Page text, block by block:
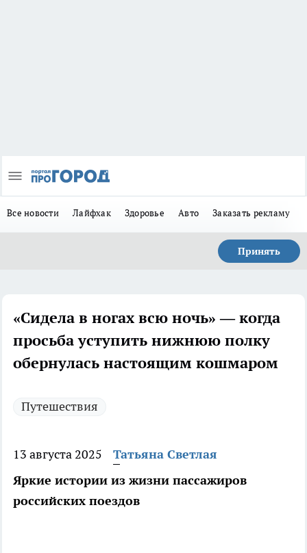
Все новости Лайфхак Здоровье Авто Заказать рекламу
Принять
«Сидела в ногах всю ночь» — когда
просьба уступить нижнюю полку
обернулась настоящим кошмаром
Путешествия
13 августа 2025
Татьяна Светлая
Яркие истории из жизни пассажиров
российских поездов